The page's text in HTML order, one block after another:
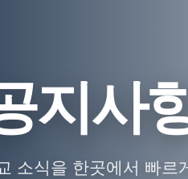
지사
소식을 한곳에서 빠르